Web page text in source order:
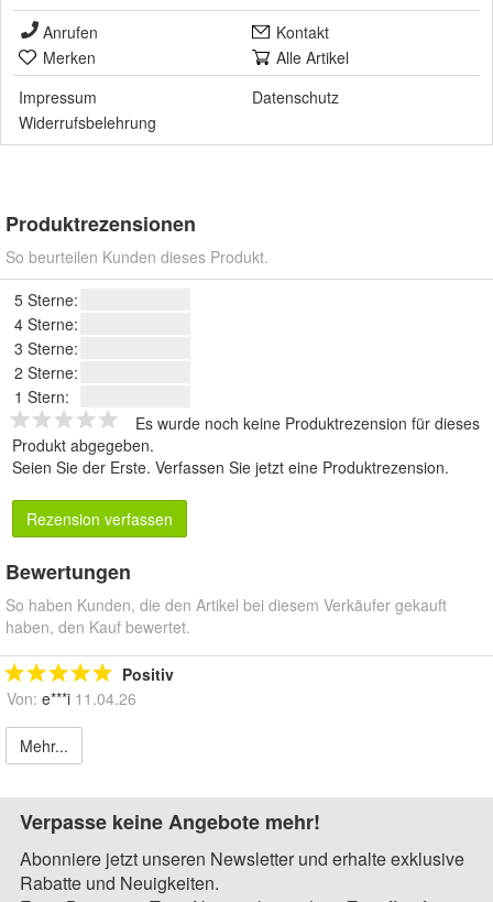
Anrufen
Kontakt
Merken
Alle Artikel
Impressum
Datenschutz
Widerrufsbelehrung
Produktrezensionen
So beurteilen Kunden dieses Produkt.
5 Sterne:
4 Sterne:
3 Sterne:
2 Sterne:
1 Stern:
Es wurde noch keine Produktrezension für dieses
Produkt abgegeben.
Seien Sie der Erste. Verfassen Sie jetzt eine Produktrezension.
Rezension verfassen
Bewertungen
So haben Kunden, die den Artikel bei diesem Verkäufer gekauft
haben, den Kauf bewertet.
Positiv
Von: e***i 11.04.26
Mehr...
Verpasse keine Angebote mehr!
Abonniere jetzt unseren Newsletter und erhalte exklusive
Rabatte und Neuigkeiten.